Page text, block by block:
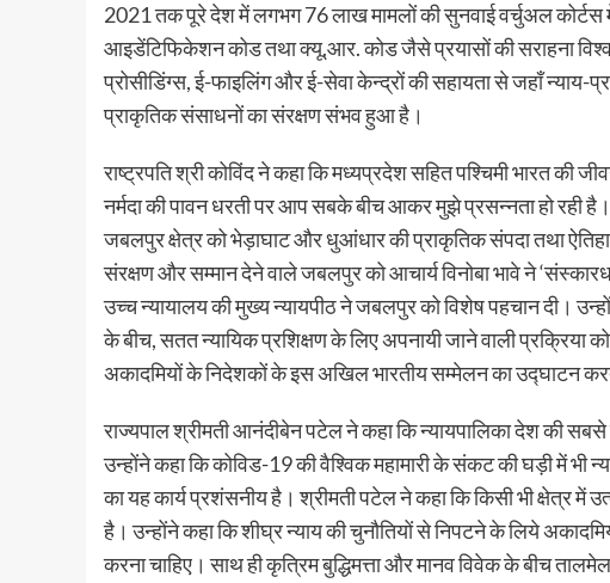
2021 तक पूरे देश में लगभग 76 लाख मामलों की सुनवाई वर्चुअल
आइडेंटिफिकेशन कोड तथा क्यू.आर. कोड जैसे प्रयासों की सराहना
प्रोसीडिंग्स, ई-फाइलिंग और ई-सेवा केन्द्रों की सहायता से जहाँ
प्राकृतिक संसाधनों का संरक्षण संभव हुआ है।
राष्ट्रपति श्री कोविंद ने कहा कि मध्यप्रदेश सहित पश्चिमी भारत
नर्मदा की पावन धरती पर आप सबके बीच आकर मुझे प्रसन्नता हो रही है।
जबलपुर क्षेत्र को भेड़ाघाट और धुआंधार की प्राकृतिक संपदा तथा
संरक्षण और सम्मान देने वाले जबलपुर को आचार्य विनोबा भावे ने
उच्च न्यायालय की मुख्य न्यायपीठ ने जबलपुर को विशेष पहचान दी।
के बीच, सतत न्यायिक प्रशिक्षण के लिए अपनायी जाने वाली प्रक्रिया
अकादमियों के निदेशकों के इस अखिल भारतीय सम्मेलन का उद्घाटन
राज्यपाल श्रीमती आनंदीबेन पटेल ने कहा कि न्यायपालिका देश की सबसे
उन्होंने कहा कि कोविड-19 की वैश्विक महामारी के संकट की घड़ी में भी
का यह कार्य प्रशंसनीय है। श्रीमती पटेल ने कहा कि किसी भी क्षेत्र में
है। उन्होंने कहा कि शीघ्र न्याय की चुनौतियों से निपटने के लिये
करना चाहिए। साथ ही कृत्रिम बुद्धिमत्ता और मानव विवेक के बीच